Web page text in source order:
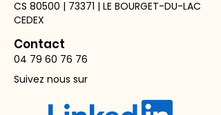
CS 80500 | 73371 | LE BOURGET-DU-LAC
CEDEX
Contact
04 79 60 76 76
Suivez nous sur